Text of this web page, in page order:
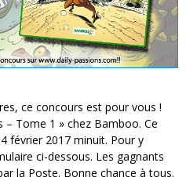
ce concours est pour vous !
– Tome 1 » chez Bamboo. Ce
février 2017 minuit. Pour y
ci-dessous. Les gagnants
la Poste. Bonne chance à tous.